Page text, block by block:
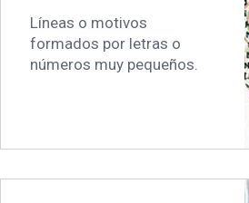
Líneas o motivos
formados por letras o
números muy pequeños.